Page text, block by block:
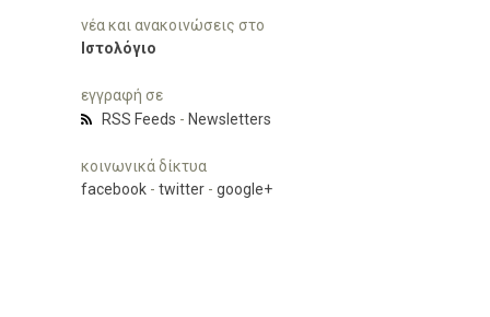
νέα και ανακοινώσεις στο
Ιστολόγιο
εγγραφή σε
RSS Feeds - Newsletters
κοινωνικά δίκτυα
facebook - twitter - google+